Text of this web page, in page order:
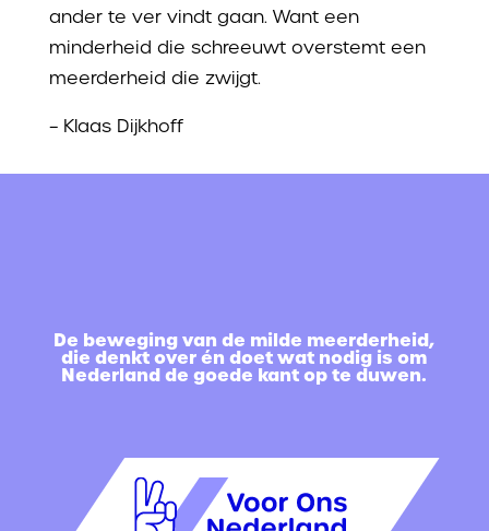
ander te ver vindt gaan. Want een
minderheid die schreeuwt overstemt een
meerderheid die zwijgt.
– Klaas Dijkhoff
De beweging van de milde meerderheid,
die denkt over én doet wat nodig is om
Nederland de goede kant op te duwen.